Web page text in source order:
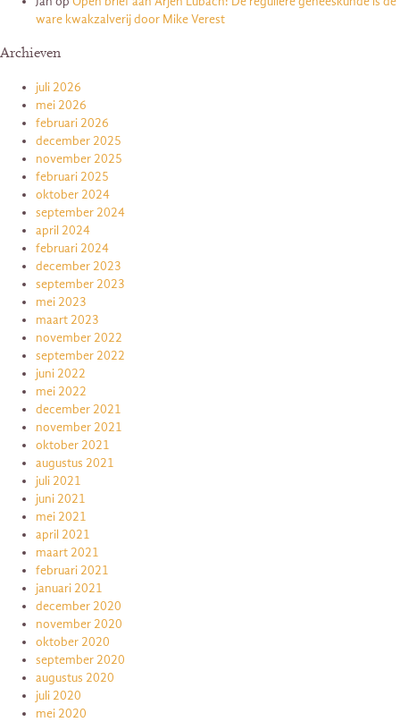
ware kwakzalverij door Mike Verest
Archieven
juli 2026
mei 2026
februari 2026
december 2025
november 2025
februari 2025
oktober 2024
september 2024
april 2024
februari 2024
december 2023
september 2023
mei 2023
maart 2023
november 2022
september 2022
juni 2022
mei 2022
december 2021
november 2021
oktober 2021
augustus 2021
juli 2021
juni 2021
mei 2021
april 2021
maart 2021
februari 2021
januari 2021
december 2020
november 2020
oktober 2020
september 2020
augustus 2020
juli 2020
mei 2020